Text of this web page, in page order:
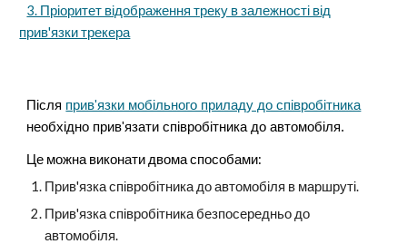
3. Пріоритет відображення треку в залежності від
прив'язки трекера
Після прив'язки мобільного приладу до співробітника
необхідно прив'язати співробітника до автомобіля.
Це можна виконати двома способами:
Прив'язка співробітника до автомобіля в маршруті.
Прив'язка співробітника безпосередньо до
автомобіля.